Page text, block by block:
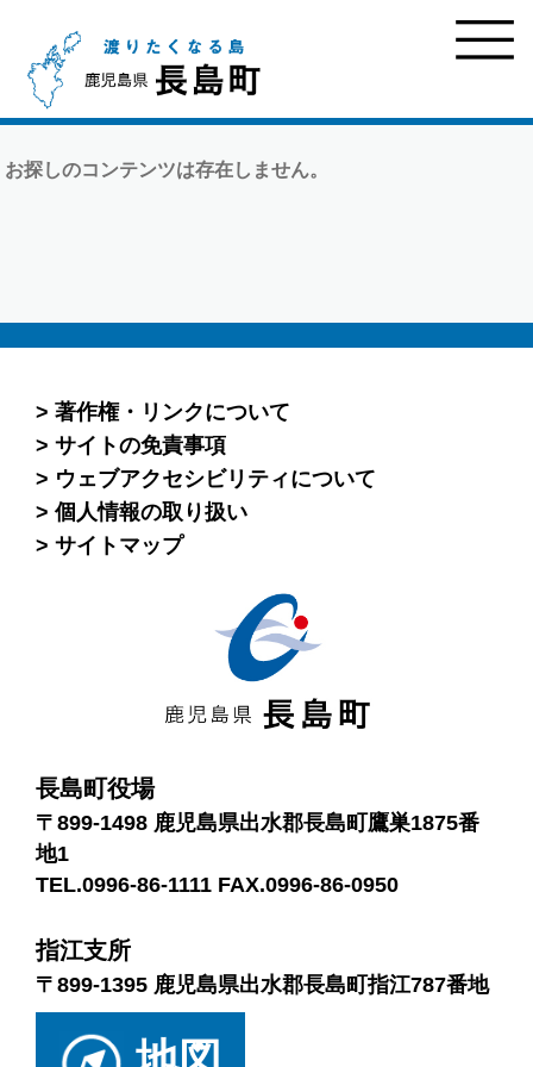
お探しのコンテンツは存在しません。
著作権・リンクについて
サイトの免責事項
ウェブアクセシビリティについて
個人情報の取り扱い
サイトマップ
長島町役場
〒899-1498 鹿児島県出水郡長島町鷹巣1875番
地1
TEL.0996-86-1111 FAX.0996-86-0950
指江支所
〒899-1395 鹿児島県出水郡長島町指江787番地